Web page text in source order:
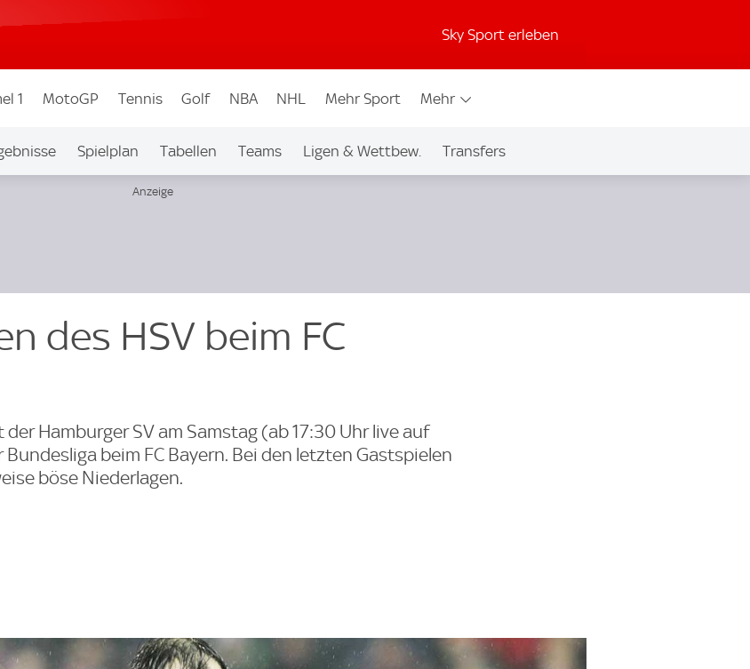
Sky Sport erleben
1 MotoGP Tennis Golf NBA NHL Mehr Sport Mehr
Spielplan Tabellen Teams Ligen & Wettbew. Transfers
des HSV beim FC
Hamburger SV am Samstag (ab 17:30 Uhr live auf
beim FC Bayern. Bei den letzten Gastspielen
böse Niederlagen.